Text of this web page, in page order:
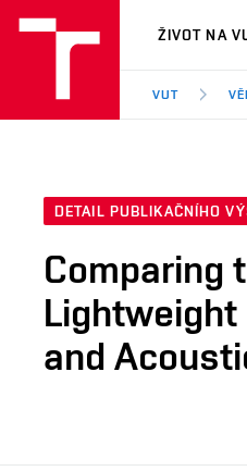
VUT
ŽIVOT NA
VUT
DETAIL PUBLIKAČNÍHO
Comparing
and